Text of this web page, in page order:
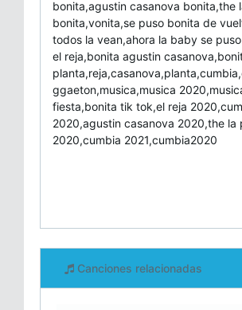
bonita,agustin casanova bonita,the
bonita,vonita,se puso bonita de
todos la vean,ahora la baby se
el reja,bonita agustin
ggaeton,musica,musica
fiesta,bonita tik tok,el reja
2020,agustin casanova 2020,the la
2020,cumbia 2021,cumbia2020
Canciones relacionadas